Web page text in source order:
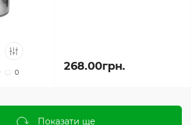
0 268.00грн.
Показати ще